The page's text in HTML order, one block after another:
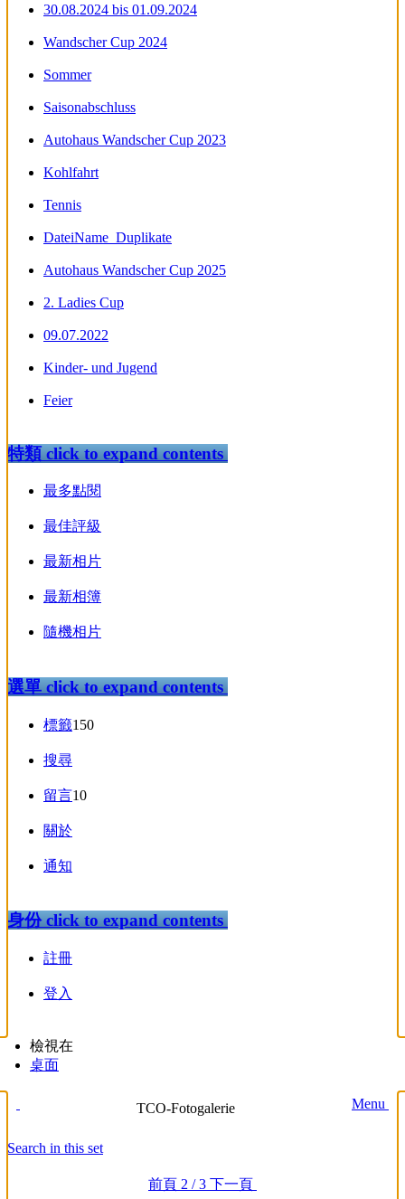
30.08.2024 bis 01.09.2024
Wandscher Cup 2024
Sommer
Saisonabschluss
Autohaus Wandscher Cup 2023
Kohlfahrt
Tennis
DateiName_Duplikate
Autohaus Wandscher Cup 2025
2. Ladies Cup
09.07.2022
Kinder- und Jugend
Feier
特類click to expand contents
最多點閱
最佳評級
最新相片
最新相簿
隨機相片
選單click to expand contents
標籤150
搜尋
留言10
關於
通知
身份click to expand contents
註冊
登入
檢視在
桌面
TCO-Fotogalerie Menu
Search in this set
前頁 2 / 3 下一頁